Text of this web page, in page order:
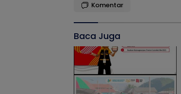
Komentar
Baca Juga